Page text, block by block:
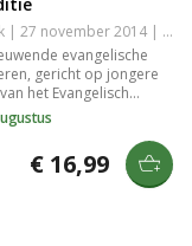
Nederlands | Paperback | 27 november 2014 | 224 pagina's | 9789023928423
evangelische
gericht op jongere
het Evangelisch
benadrukt Jezus
met aandacht voor
God en
verschillende
€ 16,99